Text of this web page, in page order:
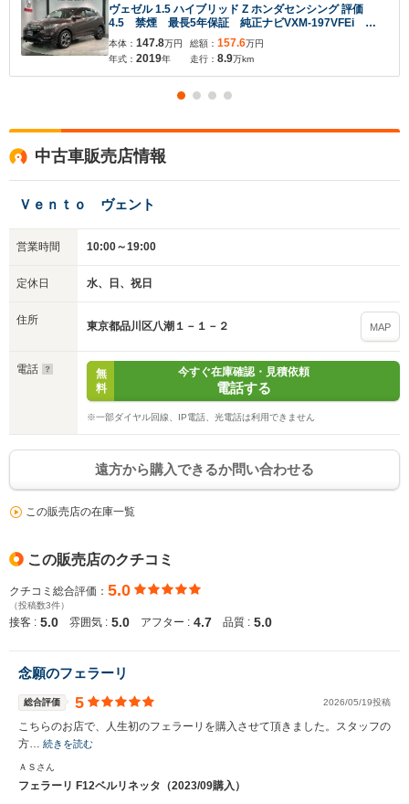
ヴェゼル 1.5 ハイブリッド Z ホンダセンシング 評価
4.5 禁煙 最長5年保証 純正ナビVXM-197VFEi
TV バックカメラ CD Bluetooth DVD ドライブレ
コーダー ETC LEDライト シ-トヒ-タ- クルーズコ
ントロール アルミ スマ-トキ- スペアキ- 盗難防止装
置
本体： 147.8万円
年式： 2019年
総額： 157.6万円
走行： 8.9万km
中古車販売店情報
Ｖｅｎｔｏ ヴェント
営業時間 10:00～19:00
定休日 水、日、祝日
住所 東京都品川区八潮１－１－２ MAP
電話
無
料
今すぐ在庫確認・見積依頼
電話する
※一部ダイヤル回線、IP電話、光電話は利用できません
遠方から購入できるか問い合わせる
この販売店の在庫一覧
この販売店のクチコミ
クチコミ総合評価： 5.0
（投稿数3件）
接客 : 5.0 雰囲気 : 5.0 アフター : 4.7 品質 : 5.0
念願のフェラーリ
総合評価 5 2026/05/19投稿
こちらのお店で、人生初のフェラーリを購入させて頂きました。スタッフの
方… 続きを読む
ＡＳさん
フェラーリ F12ベルリネッタ（2023/09購入）